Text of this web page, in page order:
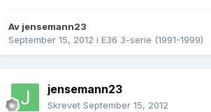
Av jensemann23
September 15, 2012 i E36 3-serie (1991-1999)
jensemann23
Skrevet September 15, 2012